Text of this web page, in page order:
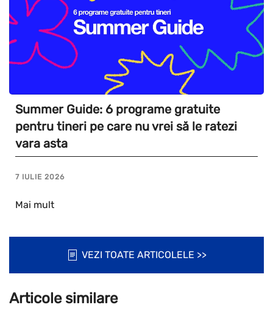
Summer Guide: 6 programe gratuite
pentru tineri pe care nu vrei să le ratezi
vara asta
7 IULIE 2026
Mai mult
VEZI TOATE ARTICOLELE >>
Articole similare